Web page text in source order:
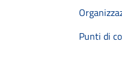
Punti di